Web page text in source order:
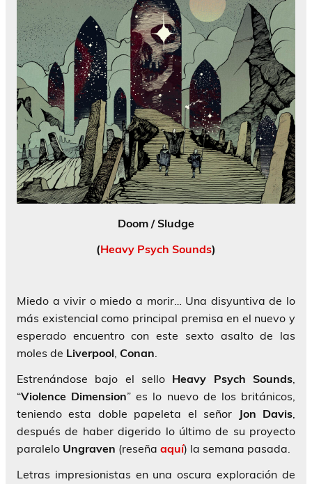
Doom / Sludge
(Heavy Psych Sounds)
Miedo a vivir o miedo a morir… Una disyuntiva de lo
más existencial como principal premisa en el nuevo y
esperado encuentro con este sexto asalto de las
moles de Liverpool, Conan.
Estrenándose bajo el sello Heavy Psych Sounds,
“Violence Dimension” es lo nuevo de los británicos,
teniendo esta doble papeleta el señor Jon Davis,
después de haber digerido lo último de su proyecto
paralelo Ungraven (reseña aquí) la semana pasada.
Letras impresionistas en una oscura exploración de